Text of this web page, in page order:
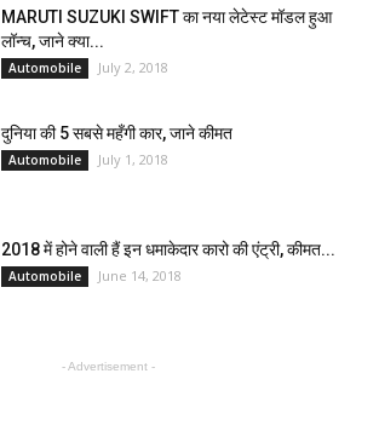
MARUTI SUZUKI SWIFT का नया लेटेस्ट मॉडल हुआ
लॉन्च, जाने क्या...
Automobile July 2, 2018
दुनिया की 5 सबसे महँगी कार, जाने कीमत
Automobile July 1, 2018
2018 में होने वाली हैं इन धमाकेदार कारो की एंट्री, कीमत...
Automobile June 14, 2018
- Advertisement -